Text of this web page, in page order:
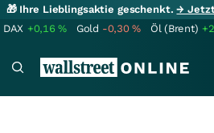
🎁 Ihre Lieblingsaktie geschenkt.→
DAX +0,16% Gold -0,30% Öl (Brent)